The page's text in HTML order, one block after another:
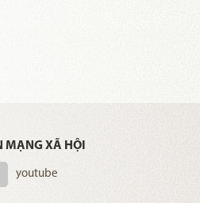
MẠNG XÃ HỘI
youtube